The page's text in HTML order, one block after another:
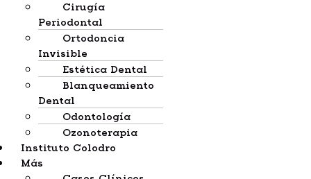
Cirugía
Periodontal
Ortodoncia
Invisible
Estética Dental
Blanqueamiento
Dental
Odontología
Ozonoterapia
Instituto Colodro
Más